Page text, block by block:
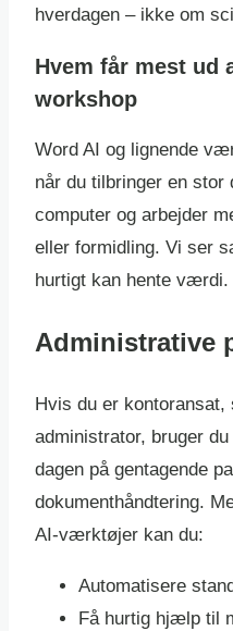
hverdagen – ikke om
Hvem får mest ud
workshop
Word AI og lignende
når du tilbringer en stor
computer og arbejder
eller formidling. Vi ser
hurtigt kan hente værdi.
Administrative
Hvis du er
administrator, bruger
dagen på gentagende
dokumenthåndtering.
AI-værktøjer kan du:
Automatisere
Få hurtig hjælp til